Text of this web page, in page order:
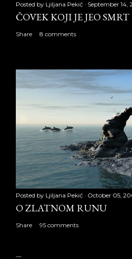
Posted by Ljiljana Pekić September 14,
ČOVEK KOJI JE JEO
Share 8 comments
Posted by Ljiljana Pekić October 05,
O ZLATNOM RUNU
Share 95 comments